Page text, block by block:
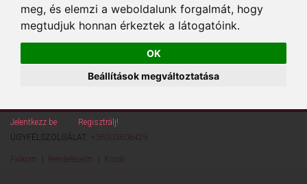
meg, és elemzi a weboldalunk forgalmát, hogy
megtudjuk honnan érkeztek a látogatóink.
OK
Beállítások megváltoztatása
Jelentkezz be
Regisztrálj!
ÜGYFÉLSZOLGÁLAT: +36303606429
Fiókom Rendeléseim Kosár